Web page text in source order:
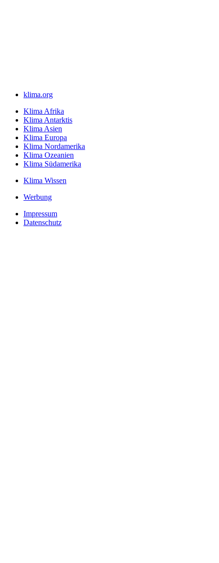
klima.org
Klima Afrika
Klima Antarktis
Klima Asien
Klima Europa
Klima Nordamerika
Klima Ozeanien
Klima Südamerika
Klima Wissen
Werbung
Impressum
Datenschutz